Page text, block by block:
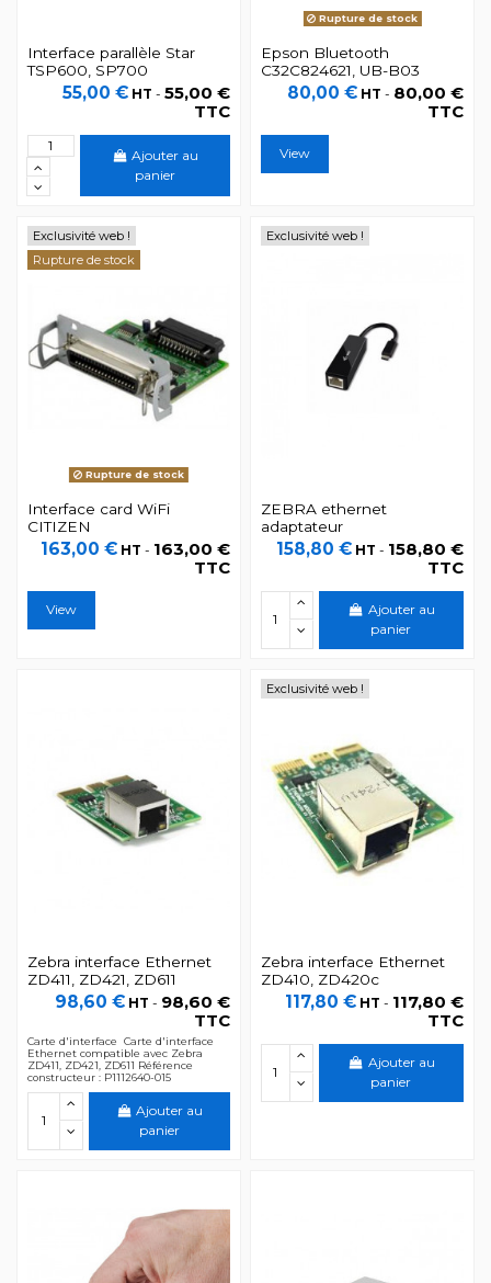
Interface parallèle Star
TSP600, SP700
55,00 € HT -55,00 €
TTC
Ajouter au
panier
Rupture de stock
Epson Bluetooth
C32C824621, UB-B03
80,00 € HT - 80,00 €
TTC
View
Exclusivité web !
Rupture de stock
Rupture de stock
Interface card WiFi
CITIZEN
163,00 € HT - 163,00 €
TTC
View
Exclusivité web !
ZEBRA ethernet
adaptateur
158,80 € HT - 158,80 €
TTC
Ajouter au
panier
Zebra interface Ethernet
ZD411, ZD421, ZD611
98,60 € HT - 98,60 €
TTC
Carte d'interface Carte d'interface
Ethernet compatible avec Zebra
ZD411, ZD421, ZD611 Référence
constructeur : P1112640-015
Ajouter au
panier
Exclusivité web !
Zebra interface Ethernet
ZD410, ZD420c
117,80 € HT - 117,80 €
TTC
Ajouter au
panier